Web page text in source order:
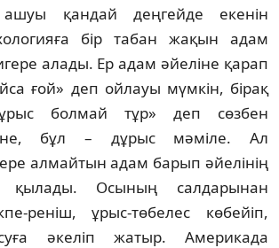
ашуы қандай дең­гейде екенін
бір та­бан жақын адам
алады. Ер адам әйеліне қарап
ғой» деп ойлауы мүмкін, бірақ
болмай тұр» деп сөзбен
бұл – дұрыс мәміле. Ал
алмайтын адам барып әйелінің
Осының салдарынан
реніш, ұрыс-тө­белес көбейіп,
әкеліп жатыр. Америкада